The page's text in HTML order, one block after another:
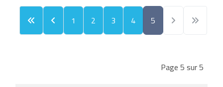
Page 5 sur 5
1 2 3 4 5